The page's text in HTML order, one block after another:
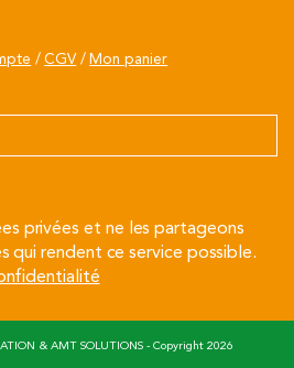
CGV Mon panier
privées et ne les partageons
qui rendent ce service possible.
& AMT SOLUTIONS- Copyright 2026